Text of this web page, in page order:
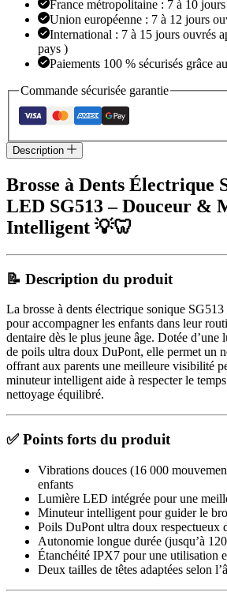
France métropolitaine : 7 à 10
Union européenne : 7 à 12 jours
International : 7 à 15 jours ouvrés
pays )
Paiements 100 % sécurisés grâce
Commande sécurisée garantie
Description
Brosse à Dents Électrique
LED SG513 – Douceur &
Intelligent 💡🦷
📝 Description du produit
La brosse à dents électrique sonique
pour accompagner les enfants dans leur
dentaire dès le plus jeune âge. Dotée
de poils ultra doux DuPont, elle permet un
offrant aux parents une meilleure visibilité
minuteur intelligent aide à respecter le
nettoyage équilibré.
✅ Points forts du produit
Vibrations douces (16 000
enfants
Lumière LED intégrée pour une
Minuteur intelligent pour guider le
Poils DuPont ultra doux respectueux
Autonomie longue durée (jusqu’à
Étanchéité IPX7 pour une utilisation
Deux tailles de têtes adaptées selon